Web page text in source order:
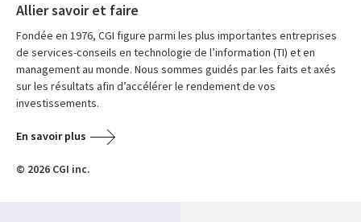
Allier savoir et faire
Fondée en 1976, CGI figure parmi les plus importantes entreprises
de services-conseils en technologie de l’information (TI) et en
management au monde. Nous sommes guidés par les faits et axés
sur les résultats afin d’accélérer le rendement de vos
investissements.
En savoir plus
© 2026 CGI inc.